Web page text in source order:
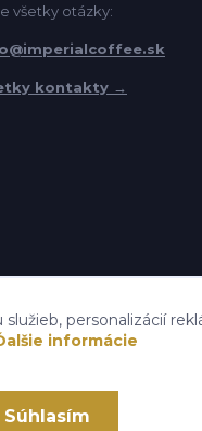
všetky otázky:
kontakty →
personalizácií
informácie
Súhlasím